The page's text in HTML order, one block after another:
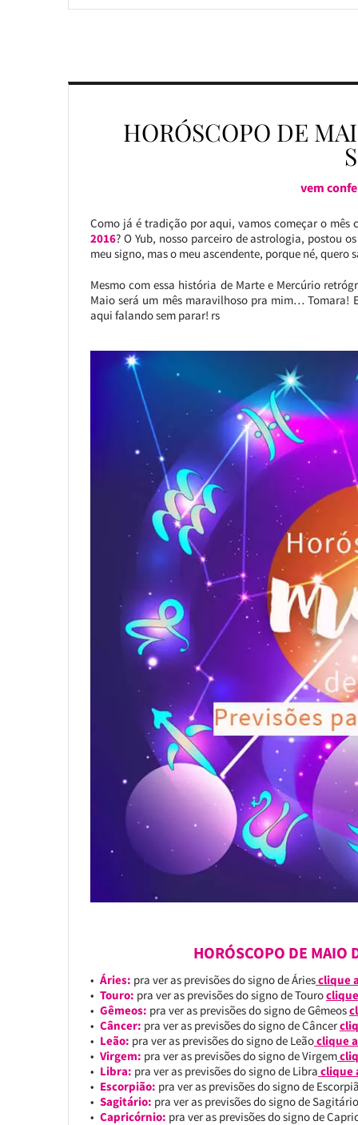
HORÓSCOPO DE
vem
Como já é tradição por aqui, vamos começar o mês
2016? O Yub, nosso parceiro de astrologia, postou
meu signo, mas o meu ascendente, porque né, quero
Mesmo com essa história de Marte e Mercúrio
Maio será um mês maravilhoso pra mim… Tomara!
aqui falando sem parar! rs
HORÓSCOPO DE MAIO
Áries: pra ver as previsões do signo de Áriesclique
Touro: pra ver as previsões do signo de Touro
Gêmeos: pra ver as previsões do signo de Gêmeos
Câncer: pra ver as previsões do signo de Câncer
Leão: pra ver as previsões do signo de Leãoclique
Virgem: pra ver as previsões do signo de Virgem
Libra: pra ver as previsões do signo de Libra clique
Escorpião: pra ver as previsões do signo de
Sagitário: pra ver as previsões do signo de
Capricórnio: pra ver as previsões do signo de